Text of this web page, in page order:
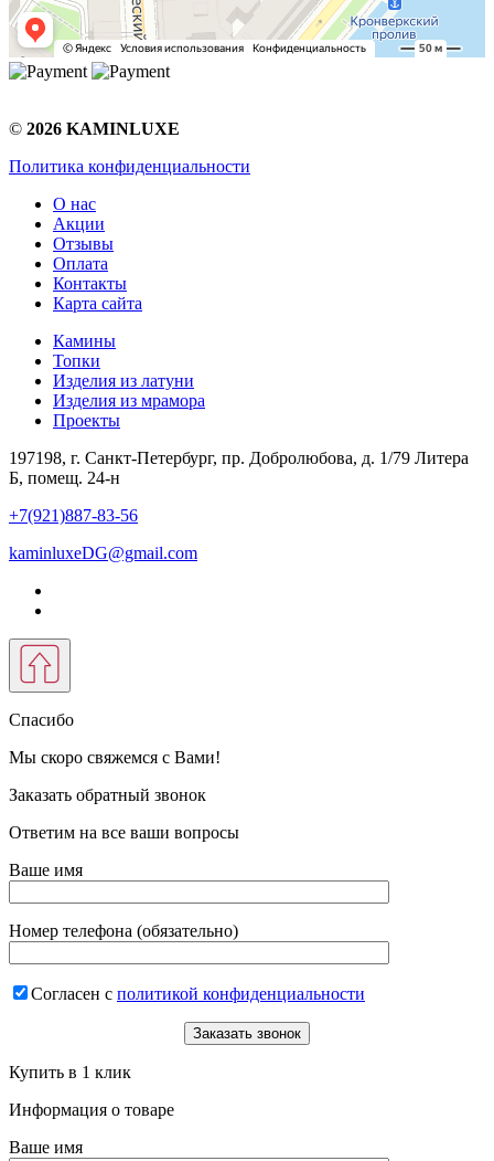
© 2026 KAMINLUXE
Политика конфиденциальности
О нас
Акции
Отзывы
Оплата
Контакты
Карта сайта
Камины
Топки
Изделия из латуни
Изделия из мрамора
Проекты
197198, г. Санкт-Петербург, пр. Добролюбова, д. 1/79 Литера
Б, помещ. 24-н
+7(921)887-83-56
kaminluxeDG@gmail.com
Спасибо
Мы скоро свяжемся с Вами!
Заказать обратный звонок
Ответим на все ваши вопросы
Ваше имя
Номер телефона (обязательно)
Согласен с политикой конфиденциальности
Купить в 1 клик
Информация о товаре
Ваше имя